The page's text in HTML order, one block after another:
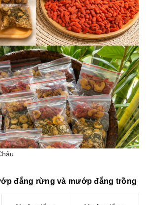
đắng rừng và mướp đắng trồng